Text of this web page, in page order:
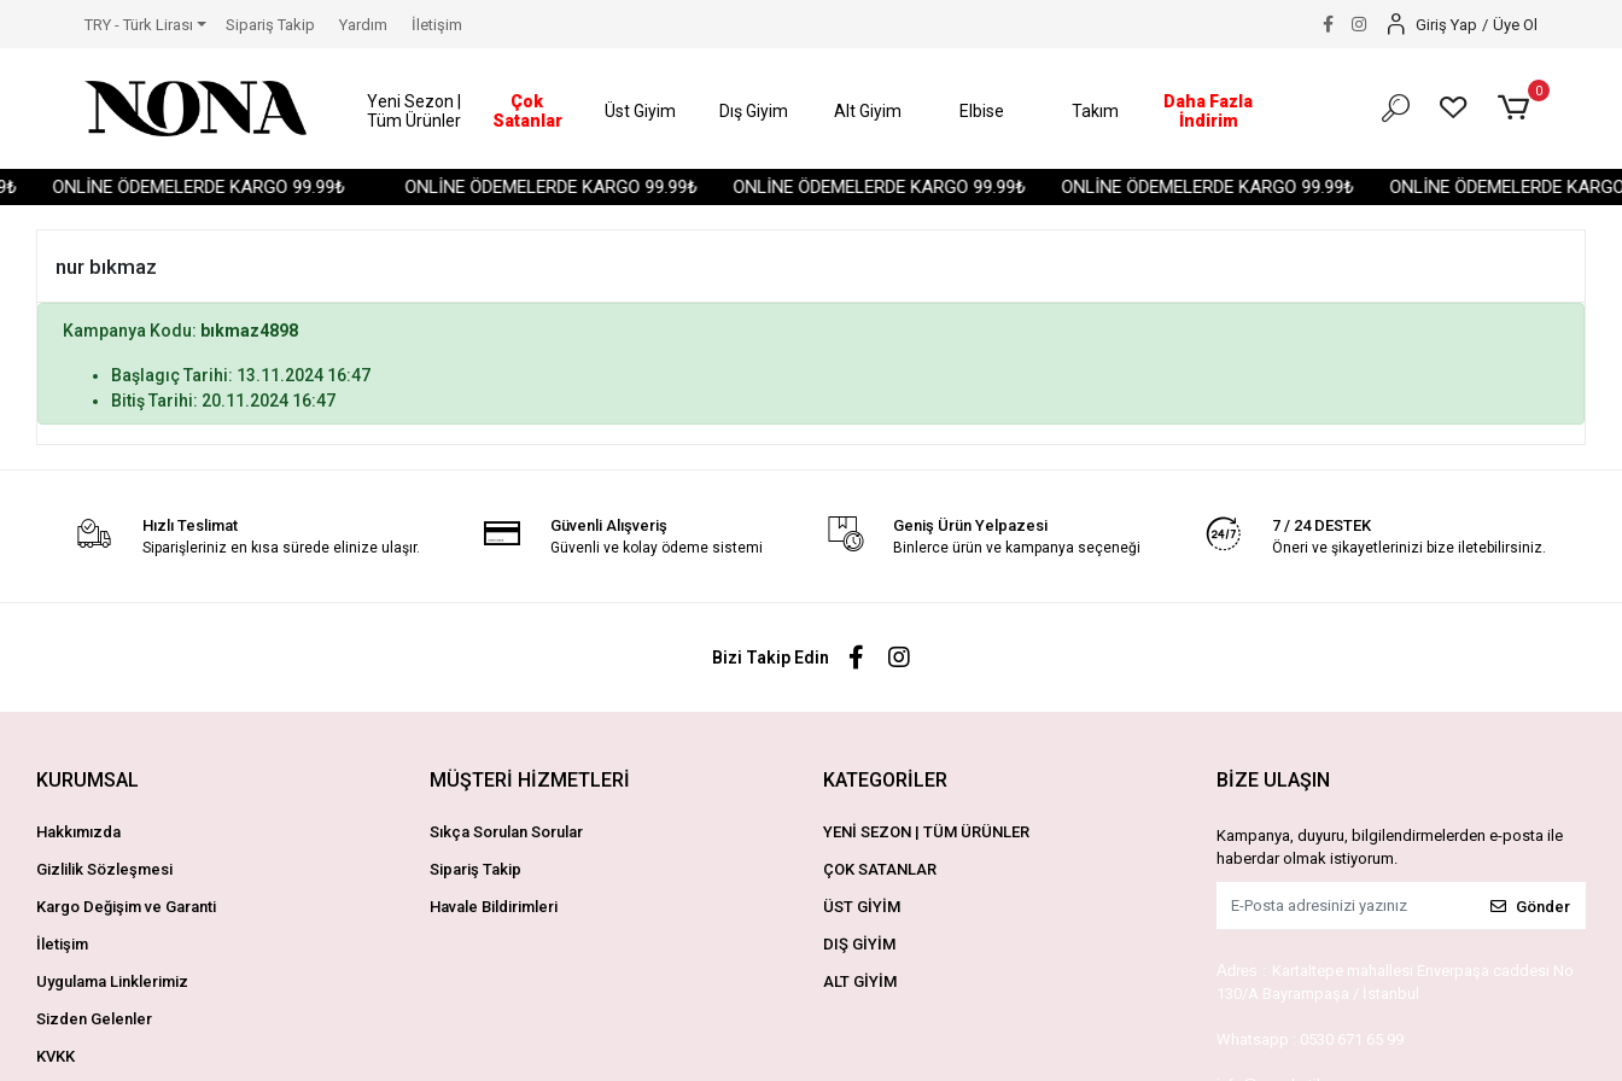
ONLİNE ÖDEMELERDE KARGO 99.99₺ ONLİNE ÖDEMELERDE KARGO 99.99₺ ONLİNE ÖDEMELERDE KARGO 99.99₺ ONLİNE ÖDEMELERDE KARGO 99.99₺ ONLİNE ÖDEMELERDE
TRY - Türk Lirası Sipariş Takip Yardım İletişim Giriş Yap / Üye Ol
Yeni Sezon |
Tüm Ürünler
Çok
Satanlar
Üst Giyim Dış Giyim Alt Giyim Elbise Takım
Daha Fazla
İndirim
0
nur bıkmaz
Kampanya Kodu: bıkmaz4898
Başlagıç Tarihi: 13.11.2024 16:47
Bitiş Tarihi: 20.11.2024 16:47
Hızlı Teslimat
Siparişleriniz en kısa sürede elinize ulaşır.
Güvenli Alışveriş
Güvenli ve kolay ödeme sistemi
Geniş Ürün Yelpazesi
Binlerce ürün ve kampanya seçeneği
7 / 24 DESTEK
Öneri ve şikayetlerinizi bize iletebilirsiniz.
Bizi Takip Edin
KURUMSAL
Hakkımızda
Gizlilik Sözleşmesi
Kargo Değişim ve Garanti
İletişim
Uygulama Linklerimiz
Sizden Gelenler
KVKK
MÜŞTERİ HİZMETLERİ
Sıkça Sorulan Sorular
Sipariş Takip
Havale Bildirimleri
KATEGORİLER
YENİ SEZON | TÜM ÜRÜNLER
ÇOK SATANLAR
ÜST GİYİM
DIŞ GİYİM
ALT GİYİM
BİZE ULAŞIN
Kampanya, duyuru, bilgilendirmelerden e-posta ile
haberdar olmak istiyorum.
Gönder
Adres : Kartaltepe mahallesi Enverpaşa caddesi No
130/A Bayrampaşa / İstanbul
Whatsapp : 0530 671 65 99